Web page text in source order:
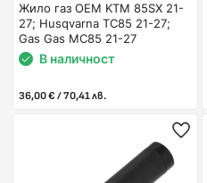
Жило газ OEM KTM 85SX 21-
27; Husqvarna TC85 21-27;
Gas Gas MC85 21-27
В наличност
36,00 € / 70,41 лв.